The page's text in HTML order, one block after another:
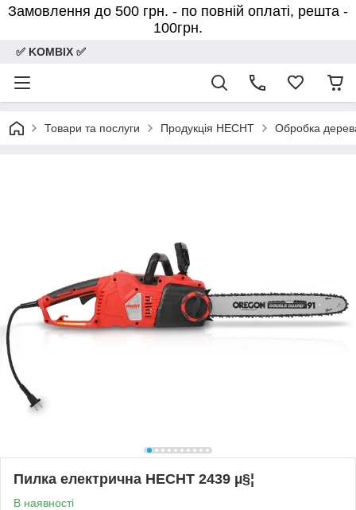
Замовлення до 500 грн. - по повній оплаті, решта -
100грн.
✅ KOMBIX ✅
Товари та послуги Продукція HECHT Обробка
Пилка електрична HECHT 2439 µ§¦
В наявності